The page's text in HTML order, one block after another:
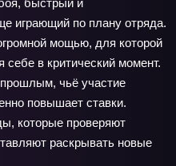
играющий по плану отряда.
мощью, для которой
в критический момент.
чьё участие
повышает ставки.
которые проверяют
раскрывать новые